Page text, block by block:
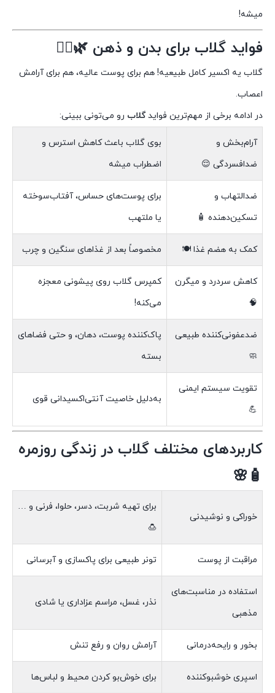
میشه!
فواید گلاب برای بدن و ذهن 🌿🧘‍♀️
گلاب یه اکسیر کامل طبیعیه! هم برای پوست عالیه، هم برای آرامش
اعصاب.
در ادامه برخی از مهم‌ترین فوایدگلاب رو می‌تونی ببینی:
آرام‌بخش و
ضدافسردگی 😌
بوی گلاب باعث کاهش استرس و
اضطراب میشه
ضدالتهاب و
تسکین‌دهنده 🧴
برای پوست‌های حساس، آفتاب‌سوخته
یا ملتهب
کمک به هضم غذا 🍽️ مخصوصاً بعد از غذاهای سنگین و چرب
کاهش سردرد و میگرن
🧠
کمپرس گلاب روی پیشونی معجزه
می‌کنه!
ضدعفونی‌کننده طبیعی
🧼
پاک‌کننده پوست، دهان، و حتی فضاهای
بسته
تقویت سیستم ایمنی
💪
به‌دلیل خاصیت آنتی‌اکسیدانی قوی
کاربردهای مختلف گلاب در زندگی روزمره
🧴🌸
خوراکی و نوشیدنی
برای تهیه شربت، دسر، حلوا، فرنی و …
🍮
مراقبت از پوست تونر طبیعی برای پاکسازی و آبرسانی
استفاده در مناسبت‌های
مذهبی
نذر، غسل، مراسم عزاداری یا شادی
بخور و رایحه‌درمانی آرامش روان و رفع تنش
اسپری خوشبوکننده برای خوش‌بو کردن محیط و لباس‌ها